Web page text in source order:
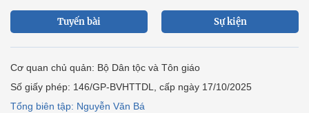
Tuyến bài Sự kiện
Cơ quan chủ quản: Bộ Dân tộc và Tôn giáo
Số giấy phép: 146/GP-BVHTTDL, cấp ngày 17/10/2025
Tổng biên tập: Nguyễn Văn Bá